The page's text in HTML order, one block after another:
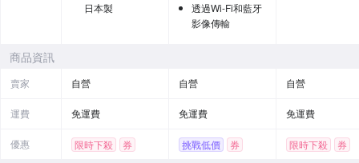
日本製
透過Wi-Fi和藍牙
影像傳輸
商品資訊
賣家 自營 自營 自營
運費 免運費 免運費 免運費
優惠 限時下殺 券 挑戰低價
券
限時下殺
券